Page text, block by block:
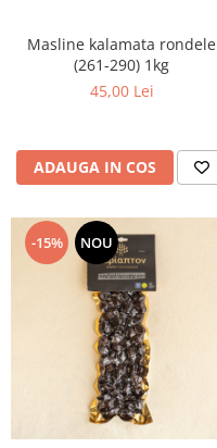
Masline kalamata rondele
(261-290) 1kg
45,00 Lei
ADAUGA IN COS
-15% NOU